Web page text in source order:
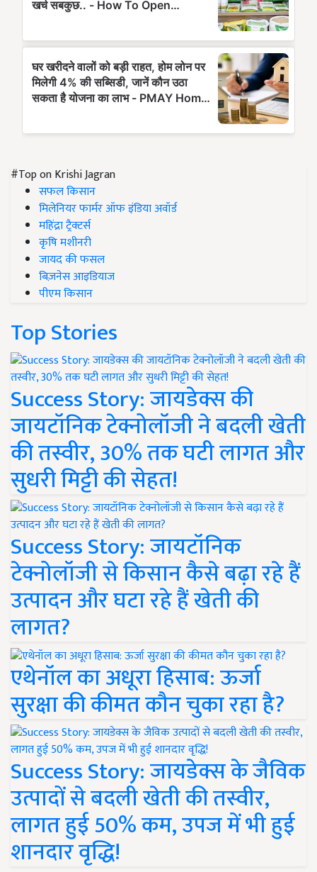
#Top on Krishi Jagran
सफल किसान
मिलेनियर फार्मर ऑफ इंडिया अवॉर्ड
महिंद्रा ट्रैक्टर्स
कृषि मशीनरी
जायद की फसल
बिज़नेस आइडियाज
पीएम किसान
Top Stories
Success Story: जायडेक्स की
जायटॉनिक टेक्नोलॉजी ने बदली खेती
की तस्वीर, 30% तक घटी लागत और
सुधरी मिट्टी की सेहत!
Success Story: जायटॉनिक
टेक्नोलॉजी से किसान कैसे बढ़ा रहे हैं
उत्पादन और घटा रहे हैं खेती की
लागत?
एथेनॉल का अधूरा हिसाब: ऊर्जा
सुरक्षा की कीमत कौन चुका रहा है?
Success Story: जायडेक्स के जैविक
उत्पादों से बदली खेती की तस्वीर,
लागत हुई 50% कम, उपज में भी हुई
शानदार वृद्धि!